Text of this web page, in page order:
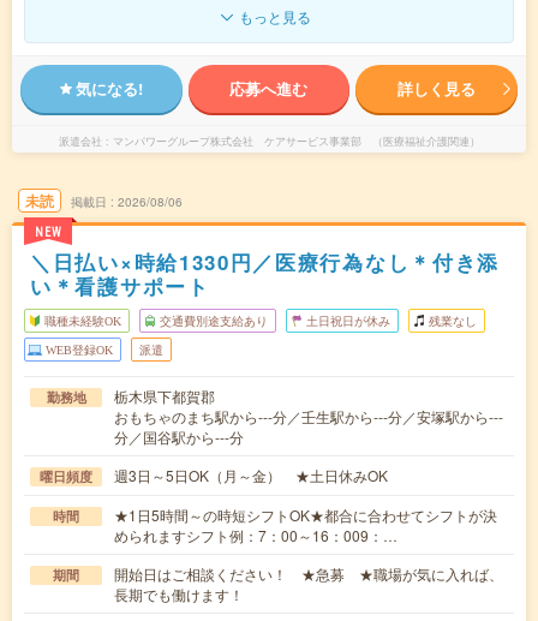
もっと見る
気になる! 応募へ進む 詳しく見る
派遣会社 マンパワーグループ株式会社 ケアサービス事業部 （医療福祉介護関連）
未読
NEW
掲載日 2026/08/06
＼日払い×時給1330円／医療行為なし＊付き添
い＊看護サポート
職種未経験OK 交通費別途支給あり 土日祝日が休み 残業なし
WEB登録OK 派遣
勤務地
栃木県下都賀郡
おもちゃのまち駅から---分／壬生駅から---分／安塚駅から---
分／国谷駅から---分
曜日頻度 週3日～5日OK（月～金） ★土日休みOK
時間
★1日5時間～の時短シフトOK★都合に合わせてシフトが決
められますシフト例：7：00～16：009：…
期間
開始日はご相談ください！ ★急募 ★職場が気に入れば、
長期でも働けます！